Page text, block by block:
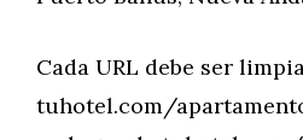
Cada URL debe ser
tuhotel.com/